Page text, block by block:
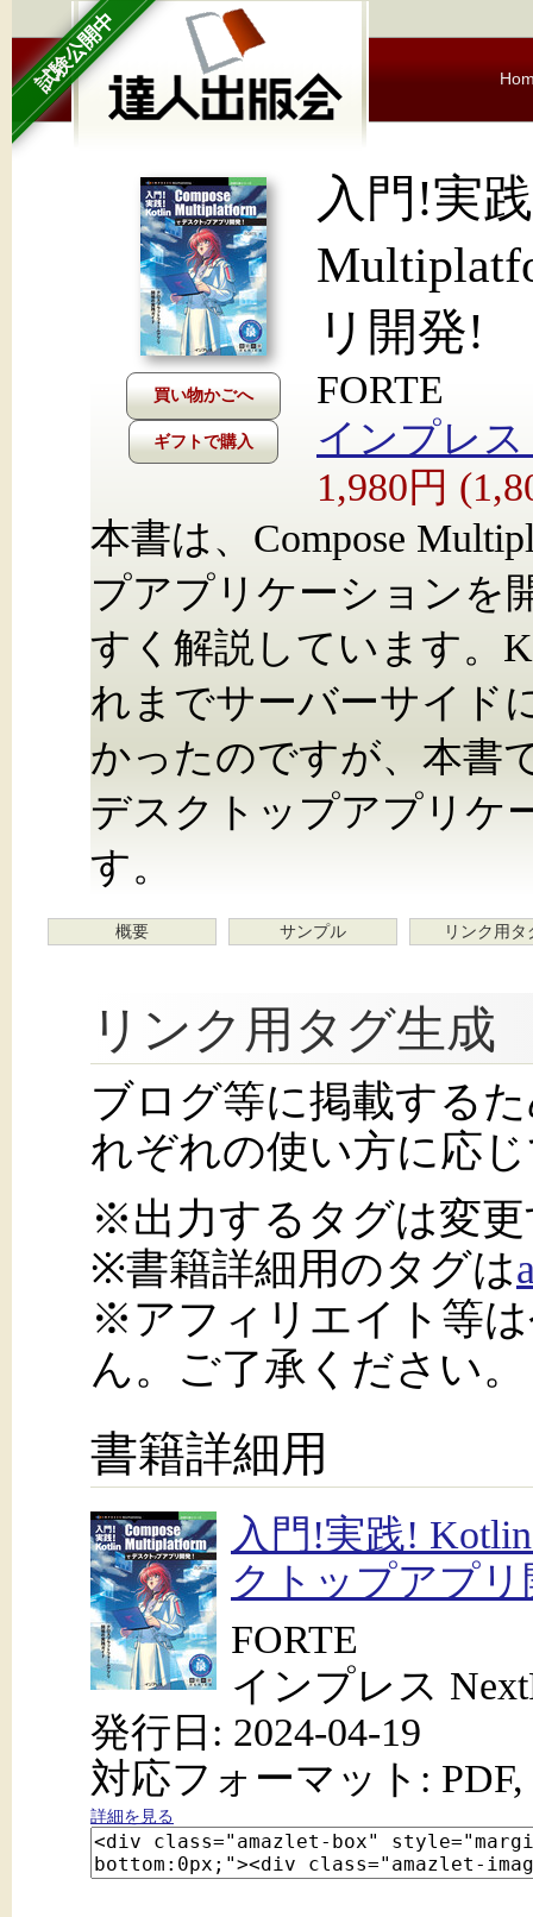
試験公開中
ギフトで購入
入門!実
リ開発!
FORTE
インプレス
1,980円
本書は、Compose
プアプリケーションを
すく解説しています。
れまでサーバーサイド
かったのですが、本書
デスクトップアプリケ
す。
概要 サンプル リンク用タ
リンク用タグ生成
ブログ等に掲載する
れぞれの使い方に応
※出力するタグは変
※書籍詳細用のタグは
※アフィリエイト等
ん。ご了承ください。
書籍詳細用
入門!実践!
クトップアプ
FORTE
インプレス
発行日: 2024-04-19
対応フォーマット: PDF,
詳細を見る